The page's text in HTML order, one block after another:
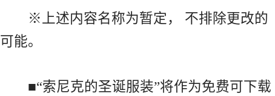
※上述内容名称为暂定， 不排除更改的
可能。
■“索尼克的圣诞服装”将作为免费可下载